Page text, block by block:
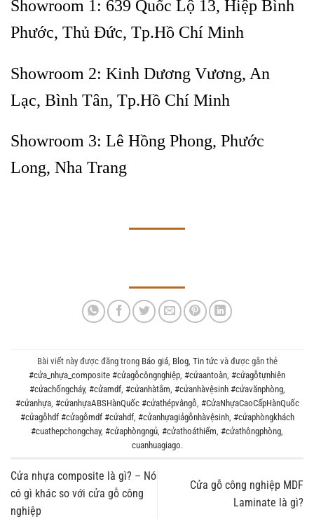
Showroom 1: 639 Quốc Lộ 13, Hiệp Bình
Phước, Thủ Đức, Tp.Hồ Chí Minh
Showroom 2: Kinh Dương Vương, An
Lạc, Bình Tân, Tp.Hồ Chí Minh
Showroom 3: Lê Hồng Phong, Phước
Long, Nha Trang
Bài viết này được đăng trong Báo giá, Blog, Tin tứcvà được gắn thẻ
#cửa_nhựa_composite #cửagỗcôngnghiệp #cửaantoàn #cửagỗtựnhiên
#cửachốngcháy, #cửamdf, #cửanhàtắm #cửanhàvệsinh #cửavănphòng,
#cửanhựa, #cửanhựaABSHànQuốc #cửathépvângỗ #CửaNhựaCaoCấpHànQuốc
#cửagỗhdf #cửagỗmdf #cửahdf, #cửanhựagiảgỗnhàvệsinh, #cửaphòngkhách
#cuathepchongchay, #cửaphòngngủ #cửathoáthiểm #cửathôngphòng
cuanhuagiago.
Cửa nhựa composite là gì? – Nó
có gì khác so với cửa gỗ công
nghiệp
Cửa gỗ công nghiệp MDF
Laminate là gì?